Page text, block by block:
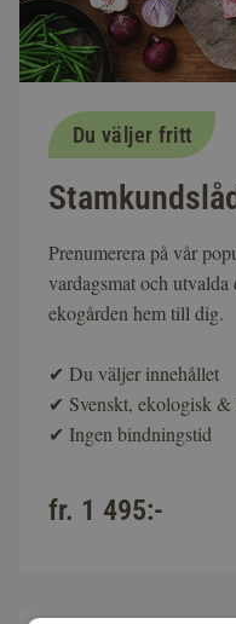
Du väljer fritt
Prenumerera på vår
vardagsmat och
ekogården hem till dig.
✔ Du väljer innehållet
✔ Svenskt, ekologisk
✔ Ingen bindningstid
fr. 1 495:-